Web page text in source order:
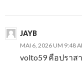
JAYB
MAI 6, 2026 UM 9:48
volto59 คือปรา